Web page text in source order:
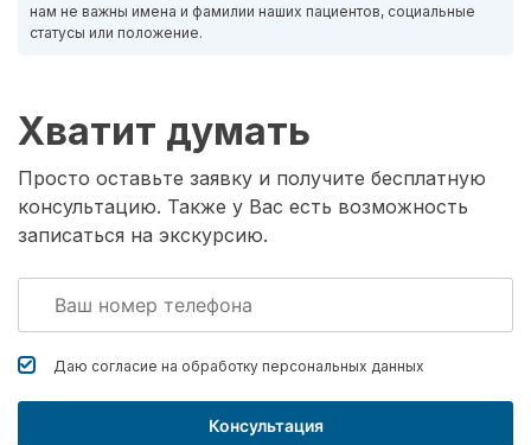
нам не важны имена и фамилии наших пациентов, социальные
статусы или положение.
Хватит думать
Просто оставьте заявку и получите бесплатную
консультацию. Также у Вас есть возможность
записаться на экскурсию.
Даю согласие на обработку персональных данных
Консультация